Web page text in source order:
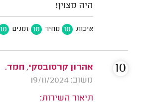
היה מצוין!
איכות 10 מחיר 10 זמנים 10
אהרון קרסובסקי, חמד.
משוב: 19/11/2024
תיאור השירות:
10